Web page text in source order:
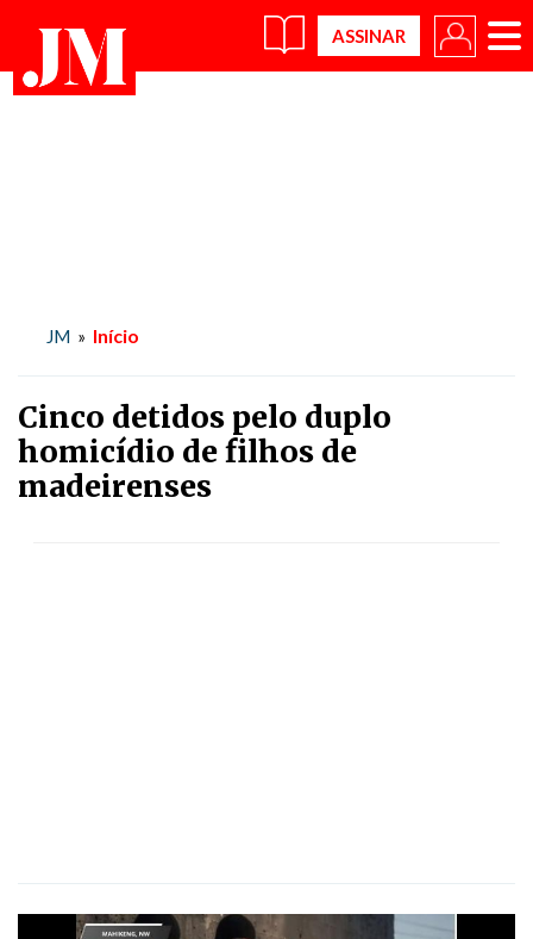
×
JM » Início
Cinco detidos pelo duplo
homicídio de filhos de
madeirenses